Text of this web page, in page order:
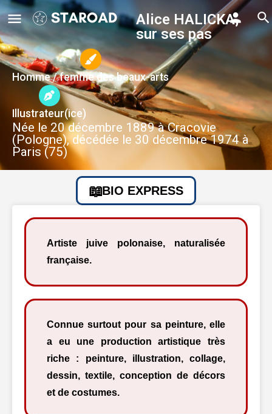
Alice HALICKA,
sur ses pas
Homme / femme des beaux-arts
Illustrateur(ice)
Née le 20 décembre 1889 à Cracovie
(Pologne), décédée le 30 décembre 1974 à
Paris (75)
BIO EXPRESS
Artiste juive polonaise, naturalisée
française.
Connue surtout pour sa peinture, elle
a eu une production artistique très
riche : peinture, illustration, collage,
dessin, textile, conception de décors
et de costumes.